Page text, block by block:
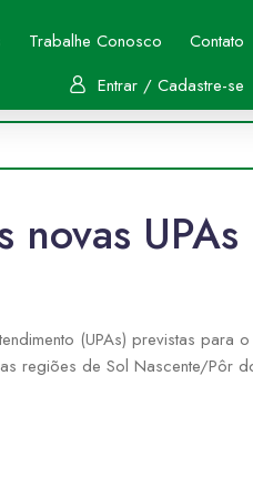
Trabalhe Conosco
Contato
Entrar / Cadastre-se
UPAs
(UPAs) previstas para
regiões de Sol Nascente/Pôr